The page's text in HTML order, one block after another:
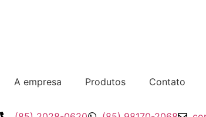
A empresa Produtos Contato